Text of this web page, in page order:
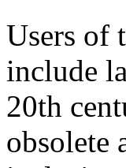
Users of
include
20th
obsolete